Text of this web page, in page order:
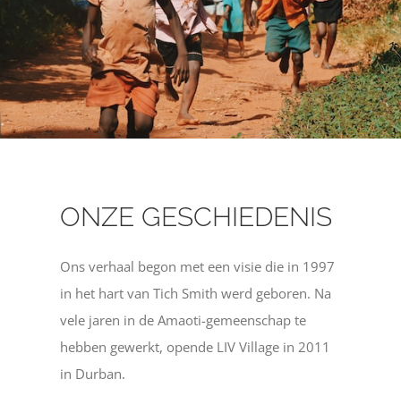
ONZE GESCHIEDENIS
Ons verhaal begon met een visie die in 1997
in het hart van Tich Smith werd geboren. Na
vele jaren in de Amaoti-gemeenschap te
hebben gewerkt, opende LIV Village in 2011
in Durban.